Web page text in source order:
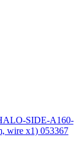
SIDE-A160-
wire x1) 053367